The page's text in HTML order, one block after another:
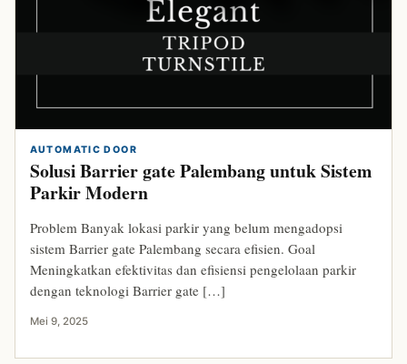
AUTOMATIC DOOR
Solusi Barrier gate Palembang untuk Sistem
Parkir Modern
Problem Banyak lokasi parkir yang belum mengadopsi
sistem Barrier gate Palembang secara efisien. Goal
Meningkatkan efektivitas dan efisiensi pengelolaan parkir
dengan teknologi Barrier gate […]
Mei 9, 2025